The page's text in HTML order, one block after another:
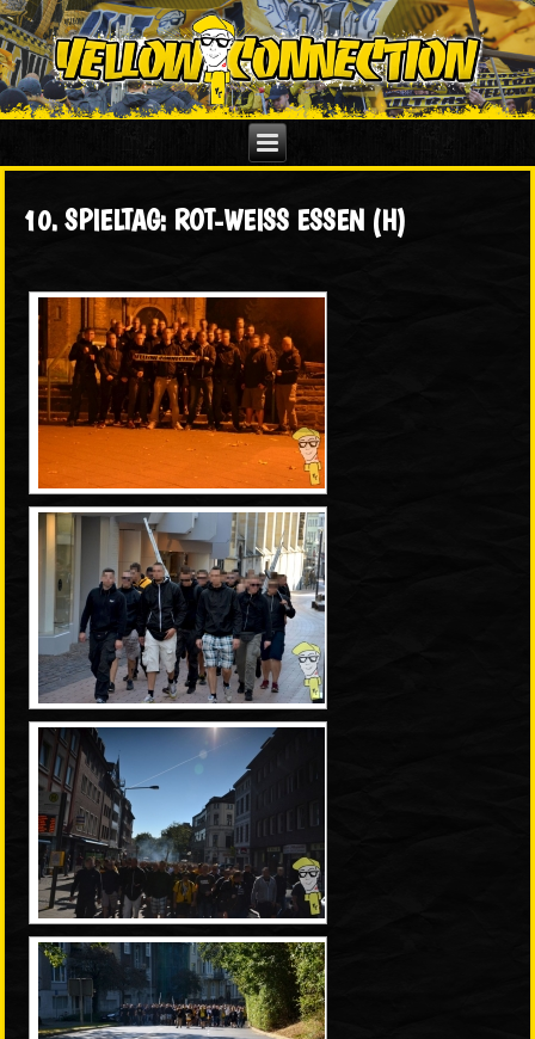
10. SPIELTAG: ROT-WEISS ESSEN (H)